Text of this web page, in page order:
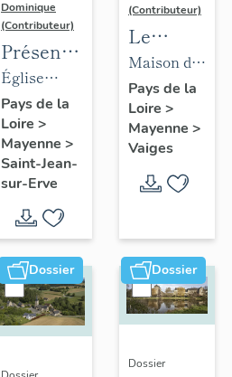
Dominique
(Contributeur)
Présentation
des
objets
mobilier
de
l'église
paroissiale
Saint-
Jean-
Baptiste
Église
paroissiale
Saint-Jean-
Baptiste de
Saint-Jean-
sur-Erve
Pays de la
Loire >
Mayenne >
Saint-Jean-
sur-Erve
(Contributeur)
Le
mobilier
de la
collection
Robert-
Glétron
Maison de
la famille
Robert-
Glétron,
puis
bibliothèque
Anatole
Robert-
Glétron,
puis
actuellement
Pays de la
Loire >
Mayenne >
Vaiges
Dossier Dossier
Dossier